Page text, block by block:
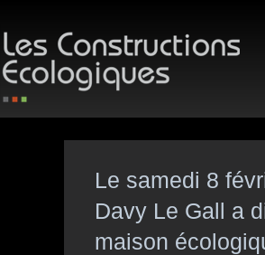
Le samedi 8
Davy Le Gall a
maison